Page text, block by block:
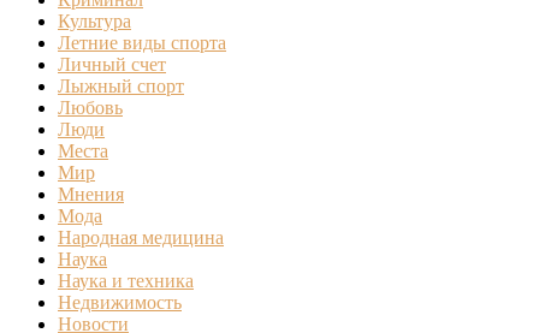
Культура
Летние виды спорта
Личный счет
Лыжный спорт
Любовь
Люди
Места
Мир
Мнения
Мода
Народная медицина
Наука
Наука и техника
Недвижимость
Новости